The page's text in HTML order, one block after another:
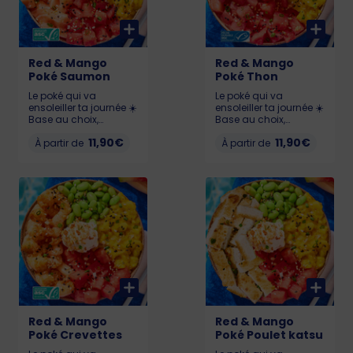
Red & Mango
Poké Saumon
Le poké qui va
ensoleiller ta journée ☀️
Base au choix,
de mangue 🥭,
(Saumon certifié ASC)
Allergènes : Poisson,
gluten, soja, lait,
sésame KCAL : LIL :
526 - MED : 719 - BIG :
990
À partir de 11,90€
Red & Mango
Poké Thon
Le poké qui va
ensoleiller ta journée ☀️
Base au choix,
de mangue 🥭,
(labellisé MSC)
Allergènes : Poisson,
gluten, soja, lait,
sésame, sulfites KCAL
: LIL : 503 - MED : 673 -
BIG : 922
À partir de 11,90€
Red & Mango
Poké Crevettes
Red & Mango
Poké Poulet katsu